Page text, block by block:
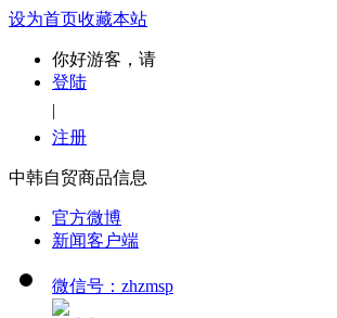
设为首页收藏本站
你好游客，请
登陆
|
注册
中韩自贸商品信息
官方微博
新闻客户端
微信号：zhzmsp